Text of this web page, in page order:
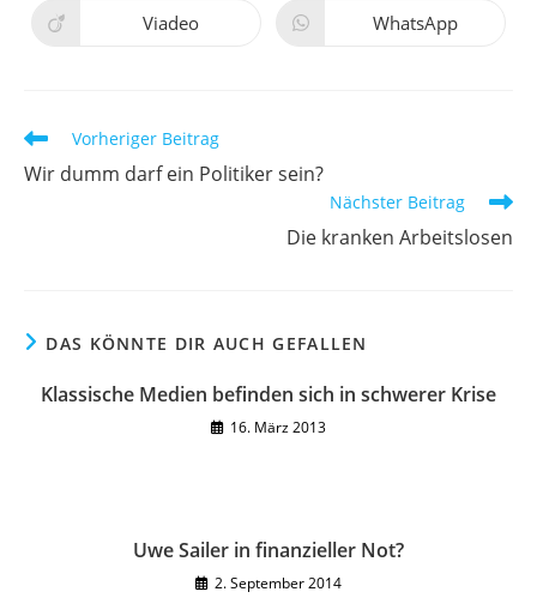
neuen
Fenster
neuen
Fenster
Öffnet
Viadeo Öffnet
WhatsApp
Weitere
Artikel
ansehen
Vorheriger Beitrag
Wir dumm darf ein Politiker sein?
Nächster Beitrag
Die kranken Arbeitslosen
DAS KÖNNTE DIR AUCH GEFALLEN
Klassische Medien befinden sich in schwerer Krise
16. März 2013
Uwe Sailer in finanzieller Not?
2. September 2014